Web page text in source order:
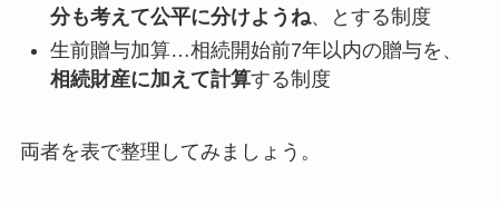
分も考えて公平に分けようね、とする制度
生前贈与加算…相続開始前7年以内の贈与を、
相続財産に加えて計算する制度
両者を表で整理してみましょう。